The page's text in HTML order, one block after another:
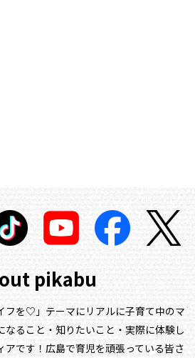
pikabu
フを♡」テーマにリアルに子育て中のマ
なること・知りたいこと・実際に体験し
です！ 広島で育児を頑張っている皆さ